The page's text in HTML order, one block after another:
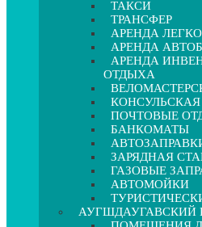
ТАКСИ
ТРАНСФЕР
АРЕНДА
АРЕНДА
АРЕНДА
ОТДЫХА
ПОЧТОВЫЕ
БАНКОМАТЫ
ЗАРЯДНАЯ
ГАЗОВЫЕ
АВТОМОЙКИ
АУГШДАУГАВСКИЙ